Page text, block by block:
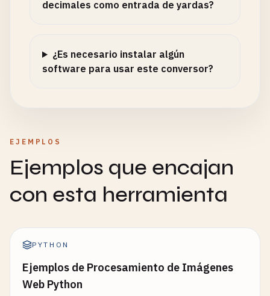
decimales como entrada de yardas?
¿Es necesario instalar algún
software para usar este conversor?
EJEMPLOS
Ejemplos que encajan
con esta herramienta
PYTHON
Ejemplos de Procesamiento de Imágenes
Web Python